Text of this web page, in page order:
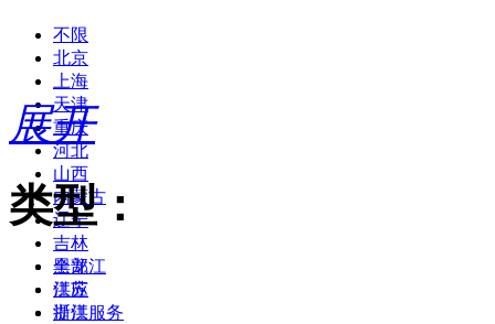
不限
北京
上海
天津
重庆
河北
山西
内蒙古
辽宁
吉林
黑龙江
江苏
浙江
展开
类型：
全部
供应
提供服务